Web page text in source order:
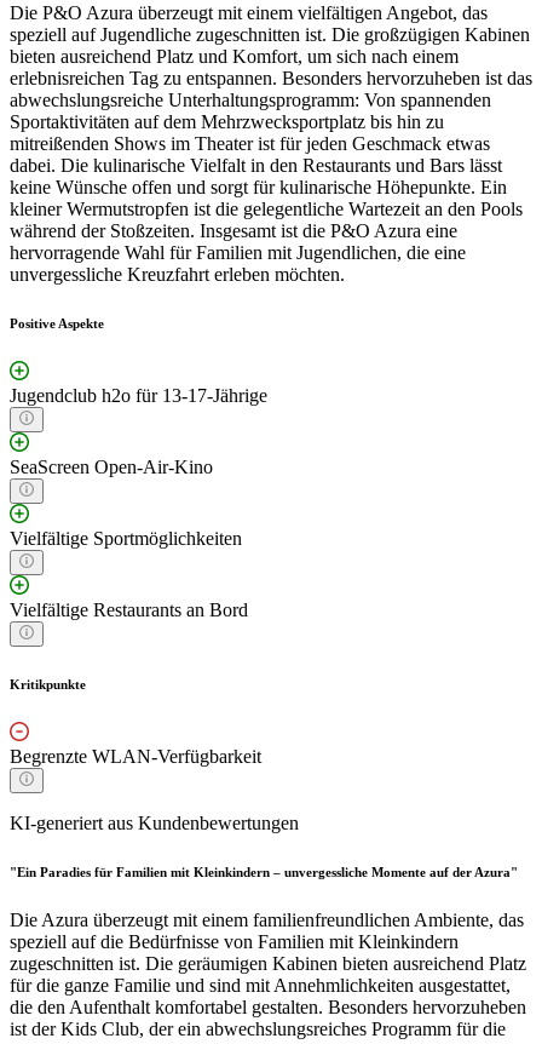
Die P&O Azura überzeugt mit einem vielfältigen Angebot, das
speziell auf Jugendliche zugeschnitten ist. Die großzügigen Kabinen
bieten ausreichend Platz und Komfort, um sich nach einem
erlebnisreichen Tag zu entspannen. Besonders hervorzuheben ist das
abwechslungsreiche Unterhaltungsprogramm: Von spannenden
Sportaktivitäten auf dem Mehrzwecksportplatz bis hin zu
mitreißenden Shows im Theater ist für jeden Geschmack etwas
dabei. Die kulinarische Vielfalt in den Restaurants und Bars lässt
keine Wünsche offen und sorgt für kulinarische Höhepunkte. Ein
kleiner Wermutstropfen ist die gelegentliche Wartezeit an den Pools
während der Stoßzeiten. Insgesamt ist die P&O Azura eine
hervorragende Wahl für Familien mit Jugendlichen, die eine
unvergessliche Kreuzfahrt erleben möchten.
Positive Aspekte
Jugendclub h2o für 13-17-Jährige
SeaScreen Open-Air-Kino
Vielfältige Sportmöglichkeiten
Vielfältige Restaurants an Bord
Kritikpunkte
Begrenzte WLAN-Verfügbarkeit
KI-generiert aus Kundenbewertungen
"Ein Paradies für Familien mit Kleinkindern – unvergessliche Momente auf der Azura"
Die Azura überzeugt mit einem familienfreundlichen Ambiente, das
speziell auf die Bedürfnisse von Familien mit Kleinkindern
zugeschnitten ist. Die geräumigen Kabinen bieten ausreichend Platz
für die ganze Familie und sind mit Annehmlichkeiten ausgestattet,
die den Aufenthalt komfortabel gestalten. Besonders hervorzuheben
ist der Kids Club, der ein abwechslungsreiches Programm für die